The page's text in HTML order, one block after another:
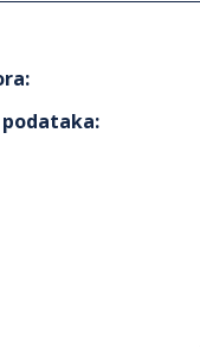
:
: